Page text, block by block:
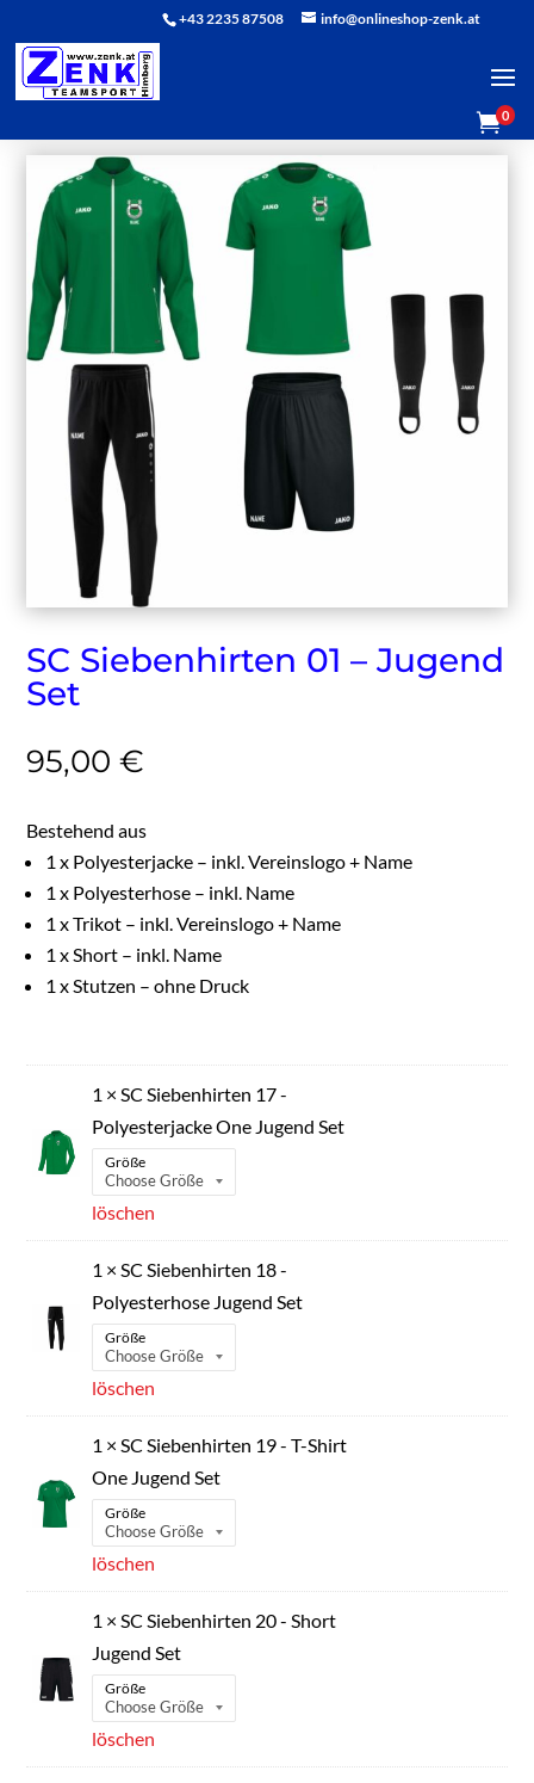
+43 2235 87508 info@onlineshop-zenk.at
0
SC Siebenhirten 01 – Jugend
Set
95,00 €
Bestehend aus
1 x Polyesterjacke – inkl. Vereinslogo + Name
1 x Polyesterhose – inkl. Name
1 x Trikot – inkl. Vereinslogo + Name
1 x Short – inkl. Name
1 x Stutzen – ohne Druck
1 × SC Siebenhirten 17 -
Polyesterjacke One Jugend Set
Größe
löschen
1 × SC Siebenhirten 18 -
Polyesterhose Jugend Set
Größe
löschen
1 × SC Siebenhirten 19 - T-Shirt
One Jugend Set
Größe
löschen
1 × SC Siebenhirten 20 - Short
Jugend Set
Größe
löschen